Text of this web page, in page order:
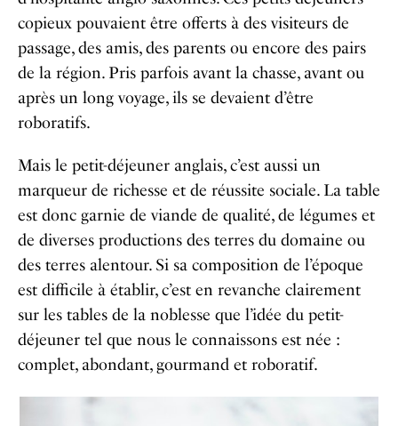
copieux pouvaient être offerts à des visiteurs de
passage, des amis, des parents ou encore des pairs
de la région. Pris parfois avant la chasse, avant ou
après un long voyage, ils se devaient d’être
roboratifs.
Mais le petit-déjeuner anglais, c’est aussi un
marqueur de richesse et de réussite sociale. La table
est donc garnie de viande de qualité, de légumes et
de diverses productions des terres du domaine ou
des terres alentour. Si sa composition de l’époque
est difficile à établir, c’est en revanche clairement
sur les tables de la noblesse que l’idée du petit-
déjeuner tel que nous le connaissons est née :
complet, abondant, gourmand et roboratif.